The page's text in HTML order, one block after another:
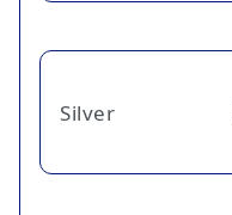
Silver